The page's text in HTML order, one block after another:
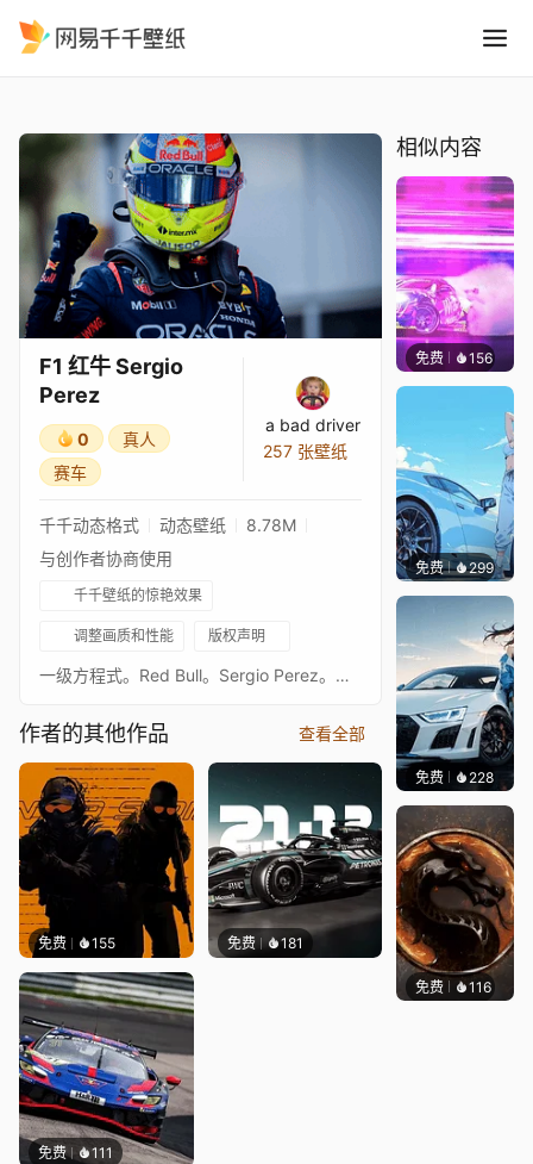
F1 红牛 Sergio
Perez
0
真人
赛车
a bad driver
257 张壁纸
千千动态格式 动态壁纸
8.78M
与创作者协商使用
千千壁纸的惊艳效果
调整画质和性能 版权声明
一级方程式。Red Bull。Sergio Perez。街头之王。巴库短跑赛和大奖赛双料冠军。阿塞拜疆大奖赛。2023。可定制。互动。音频响应。4k更多Checo壁纸：Sergio Perez RB18 *动画火花* Sergio Perez RB18 Sergio Perez的撞车头盔 Sergio Perez与墨西哥国旗 Red Bull车库 我的全部F1壁纸合集
作者的其他作品 查看全部
免费 155 免费 181
免费 111
相似内容
免费 156Waffle
免费 299Ado
免费 228Ado
免费 116